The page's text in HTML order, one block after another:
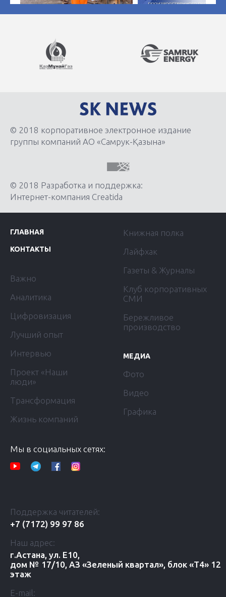
© 2018 корпоративное электронное издание
группы компаний АО «Самрук-Қазына»
© 2018 Разработка и поддержка:
Интернет-компания Creatida
ГЛАВНАЯ
КОНТАКТЫ
Важно
Аналитика
Цифровизация
Лучший опыт
Интервью
Проект «Наши
люди»
Трансформация
Жизнь компаний
Книжная полка
Лайфхак
Газеты & Журналы
Клуб корпоративных
СМИ
Бережливое
производство
МЕДИА
Фото
Видео
Графика
Мы в социальных сетях:
Поддержка читателей:
+7 (7172) 99 97 86
Наш адрес:
г.Астана, ул. Е10,
дом № 17/10, АЗ «Зеленый квартал», блок «Т4» 12
этаж
E-mail: